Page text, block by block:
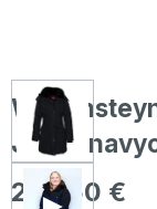
Jacke
Regulärer Preis:
299,50 €